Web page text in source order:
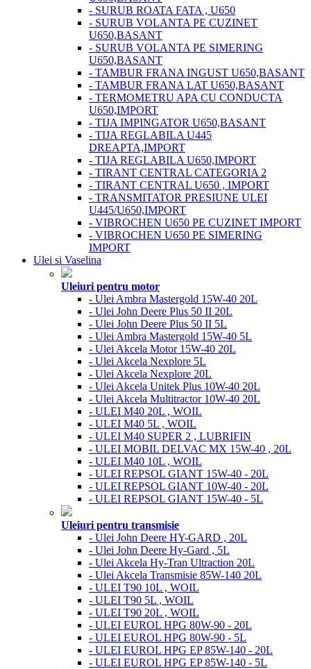
- SURUB ROATA FATA , U650
- SURUB VOLANTA PE CUZINET
U650,BASANT
- SURUB VOLANTA PE SIMERING
U650,BASANT
- TAMBUR FRANA INGUST U650,BASANT
- TAMBUR FRANA LAT U650,BASANT
- TERMOMETRU APA CU CONDUCTA
U650,IMPORT
- TIJA IMPINGATOR U650,BASANT
- TIJA REGLABILA U445
DREAPTA,IMPORT
- TIJA REGLABILA U650,IMPORT
- TIRANT CENTRAL CATEGORIA 2
- TIRANT CENTRAL U650 , IMPORT
- TRANSMITATOR PRESIUNE ULEI
U445/U650,IMPORT
- VIBROCHEN U650 PE CUZINET IMPORT
- VIBROCHEN U650 PE SIMERING
IMPORT
Ulei si Vaselina
Uleiuri pentru motor
- Ulei Ambra Mastergold 15W-40 20L
- Ulei John Deere Plus 50 II 20L
- Ulei John Deere Plus 50 II 5L
- Ulei Ambra Mastergold 15W-40 5L
- Ulei Akcela Motor 15W-40 20L
- Ulei Akcela Nexplore 5L
- Ulei Akcela Nexplore 20L
- Ulei Akcela Unitek Plus 10W-40 20L
- Ulei Akcela Multitractor 10W-40 20L
- ULEI M40 20L , WOIL
- ULEI M40 5L , WOIL
- ULEI M40 SUPER 2 , LUBRIFIN
- ULEI MOBIL DELVAC MX 15W-40 , 20L
- ULEI M40 10L , WOIL
- ULEI REPSOL GIANT 15W-40 - 20L
- ULEI REPSOL GIANT 10W-40 - 20L
- ULEI REPSOL GIANT 15W-40 - 5L
Uleiuri pentru transmisie
- Ulei John Deere HY-GARD , 20L
- Ulei John Deere Hy-Gard , 5L
- Ulei Akcela Hy-Tran Ultraction 20L
- Ulei Akcela Transmisie 85W-140 20L
- ULEI T90 10L , WOIL
- ULEI T90 5L , WOIL
- ULEI T90 20L , WOIL
- ULEI EUROL HPG 80W-90 - 20L
- ULEI EUROL HPG 80W-90 - 5L
- ULEI EUROL HPG EP 85W-140 - 20L
- ULEI EUROL HPG EP 85W-140 - 5L